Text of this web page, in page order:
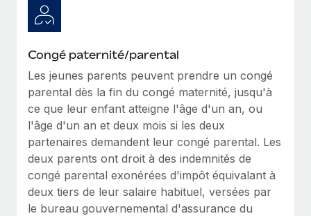
Congé paternité/parental
Les jeunes parents peuvent prendre un congé
parental dès la fin du congé maternité, jusqu'à
ce que leur enfant atteigne l'âge d'un an, ou
l'âge d'un an et deux mois si les deux
partenaires demandent leur congé parental. Les
deux parents ont droit à des indemnités de
congé parental exonérées d'impôt équivalant à
deux tiers de leur salaire habituel, versées par
le bureau gouvernemental d'assurance du